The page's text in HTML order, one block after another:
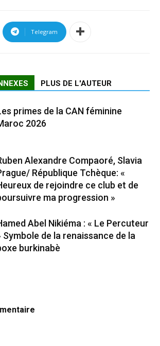
Telegram
PLUS DE L'AUTEUR
primes de la CAN féminine
2026
Alexandre Compaoré, Slavia
République Tchèque: «
de rejoindre ce club et de
ma progression »
Abel Nikiéma : « Le Percuteur
Symbole de la renaissance de la
burkinabè